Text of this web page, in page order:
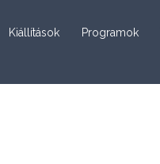
Kiállítások Programok